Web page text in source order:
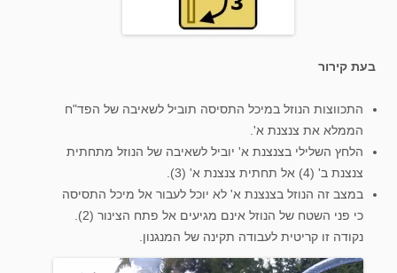
בעת קירור
התכווצות הנוזל במיכל התסיסה תוביל לשאיבה של הפד"ח
הממלא את צנצנת א'.
הלחץ השלילי בצנצנת א' יוביל לשאיבה של הנוזל מתחתית
צנצנת ב' (4) אל תחתית צנצנת א' (3).
במצב זה הנוזל בצנצנת א' לא יוכל לעבור אל מיכל התסיסה
כי פני השטח של הנוזל אינם מגיעים אל פתח הצינור (2).
נקודה זו קריטית לעבודה תקינה של המנגנון.